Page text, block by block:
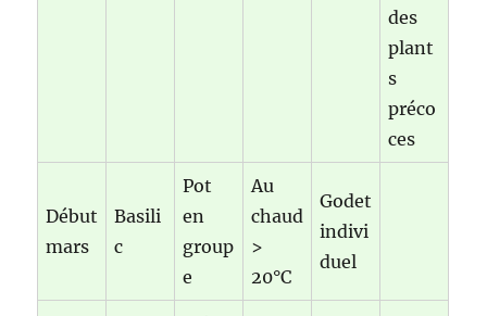
des
plant
s
préco
ces
Début
mars
Basili
c
Pot
en
group
e
Au
chaud
>
20°C
Godet
indivi
duel